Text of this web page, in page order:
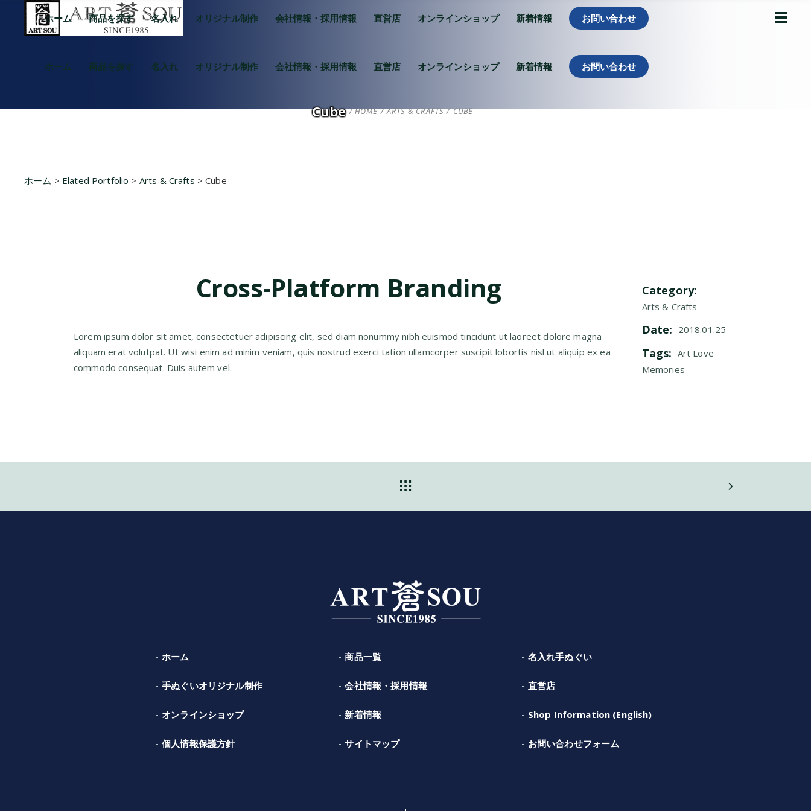
ホーム 商品を探す 名入れ オリジナル制作 会社情報・採用情報 直営店 オンラインショップ 新着情報 お問い合わせ
ホーム 商品を探す 名入れ オリジナル制作 会社情報・採用情報 直営店 オンラインショップ 新着情報 お問い合わせ
Cube HOME / ARTS & CRAFTS / CUBE
ホーム > Elated Portfolio > Arts & Crafts >Cube
Cross-Platform Branding
Lorem ipsum dolor sit amet, consectetuer adipiscing elit, sed diam nonummy nibh euismod tincidunt ut laoreet dolore magna
aliquam erat volutpat. Ut wisi enim ad minim veniam, quis nostrud exerci tation ullamcorper suscipit lobortis nisl ut aliquip ex ea
commodo consequat. Duis autem vel.
Category:
Arts & Crafts
Date: 2018.01.25
Tags: Art Love
Memories
ホーム 商品一覧 名入れ手ぬぐい
手ぬぐいオリジナル制作 会社情報・採用情報 直営店
オンラインショップ 新着情報 Shop Information (English)
個人情報保護方針 サイトマップ お問い合わせフォーム